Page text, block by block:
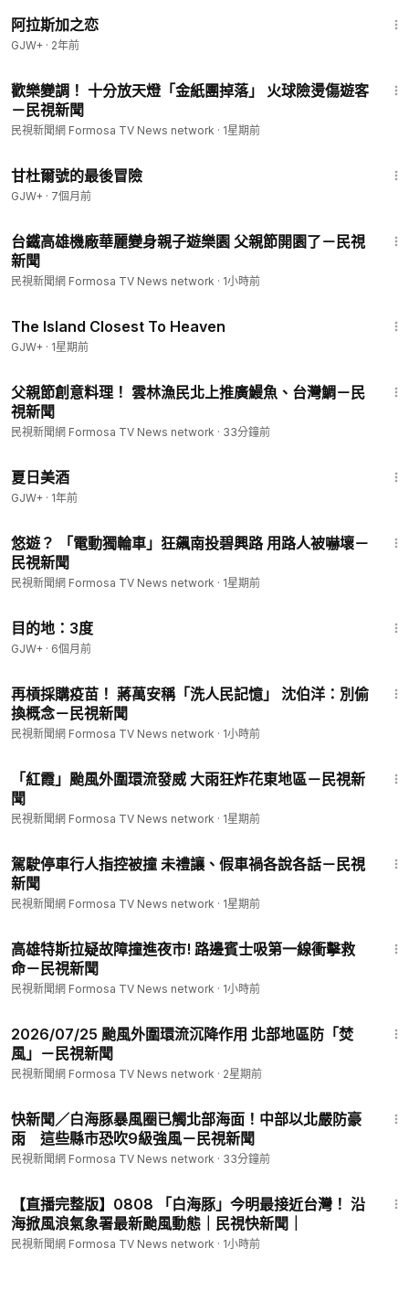
阿拉斯加之恋
GJW+ · 2年前
歡樂變調！ 十分放天燈「金紙團掉落」 火球險燙傷遊客
－民視新聞
民視新聞網 Formosa TV News network · 1星期前
甘杜爾號的最後冒險
GJW+ · 7個月前
台鐵高雄機廠華麗變身親子遊樂園 父親節開園了－民視
新聞
民視新聞網 Formosa TV News network · 1小時前
The Island Closest To Heaven
GJW+ · 1星期前
父親節創意料理！ 雲林漁民北上推廣鰻魚、台灣鯛－民
視新聞
民視新聞網 Formosa TV News network · 33分鐘前
夏日美酒
GJW+ · 1年前
悠遊？ 「電動獨輪車」狂飆南投碧興路 用路人被嚇壞－
民視新聞
民視新聞網 Formosa TV News network · 1星期前
目的地：3度
GJW+ · 6個月前
再槓採購疫苗！ 蔣萬安稱「洗人民記憶」 沈伯洋：別偷
換概念－民視新聞
民視新聞網 Formosa TV News network · 1小時前
「紅霞」颱風外圍環流發威 大雨狂炸花東地區－民視新
聞
民視新聞網 Formosa TV News network · 1星期前
駕駛停車行人指控被撞 未禮讓、假車禍各說各話－民視
新聞
民視新聞網 Formosa TV News network · 1星期前
高雄特斯拉疑故障撞進夜市! 路邊賓士吸第一線衝擊救
命－民視新聞
民視新聞網 Formosa TV News network · 1小時前
2026/07/25 颱風外圍環流沉降作用 北部地區防「焚
風」－民視新聞
民視新聞網 Formosa TV News network · 2星期前
快新聞／白海豚暴風圈已觸北部海面！中部以北嚴防豪
雨 這些縣市恐吹9級強風－民視新聞
民視新聞網 Formosa TV News network · 33分鐘前
【直播完整版】0808 「白海豚」今明最接近台灣！ 沿
海掀風浪氣象署最新颱風動態｜民視快新聞｜
民視新聞網 Formosa TV News network · 1小時前